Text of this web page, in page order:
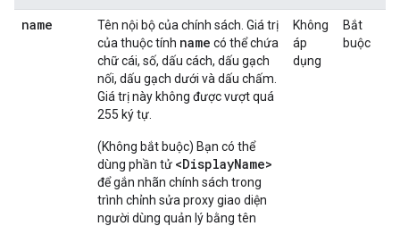
name
Tên nội bộ của chính sách. Giá trị
của thuộc tính name có thể chứa
chữ cái, số, dấu cách, dấu gạch
nối, dấu gạch dưới và dấu chấm.
Giá trị này không được vượt quá
255 ký tự.
(Không bắt buộc) Bạn có thể
dùng phần tử <DisplayName>
để gắn nhãn chính sách trong
trình chỉnh sửa proxy giao diện
người dùng quản lý bằng tên
Không
áp
dụng
Bắt
buộc